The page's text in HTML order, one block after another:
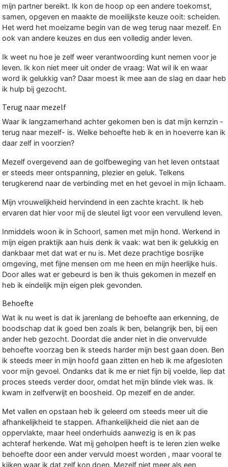
mijn partner bereikt. Ik kon de hoop op een andere toekomst,
samen, opgeven en maakte de moeilijkste keuze ooit: scheiden.
Het werd het moeizame begin van de weg terug naar mezelf. En
ook van andere keuzes en dus een volledig ander leven.
Ik weet nu hoe je zelf weer verantwoording kunt nemen voor je
leven. Ik kon niet meer uit onder de vraag: Wat wil ik en waar
word ik gelukkig van? Daar moest ik mee aan de slag en daar heb
ik hulp bij gezocht.
Terug naar mezelf
Waar ik langzamerhand achter gekomen ben is dat mijn kernzin -
terug naar mezelf- is. Welke behoefte heb ik en in hoeverre kan ik
daar zelf in voorzien?
Mezelf overgevend aan de golfbeweging van het leven ontstaat
er steeds meer ontspanning, plezier en geluk. Telkens
terugkerend naar de verbinding met en het gevoel in mijn lichaam.
Mijn vrouwelijkheid hervindend in een zachte kracht. Ik heb
ervaren dat hier voor mij de sleutel ligt voor een vervullend leven.
Inmiddels woon ik in Schoorl, samen met mijn hond. Werkend in
mijn eigen praktijk aan huis denk ik vaak: wat ben ik gelukkig en
dankbaar met dat wat er nu is. Met deze prachtige bosrijke
omgeving, met fijne mensen om me heen en mijn heerlijke huis.
Door alles wat er gebeurd is ben ik thuis gekomen in mezelf en
heb ik eindelijk mijn eigen plek gevonden.
Behoefte
Wat ik nu weet is dat ik jarenlang de behoefte aan erkenning, de
boodschap dat ik goed ben zoals ik ben, belangrijk ben, bij een
ander heb gezocht. Doordat die ander niet in die onvervulde
behoefte voorzag ben ik steeds harder mijn best gaan doen. Ben
ik steeds meer in mijn hoofd gaan zitten en heb ik me afgesloten
voor mijn gevoel. Ondanks dat ik me er niet fijn bij voelde, liep dat
proces steeds verder door, omdat het mijn blinde vlek was. Ik
kwam in zelfverwijt en boosheid. Op mezelf en de ander.
Met vallen en opstaan heb ik geleerd om steeds meer uit die
afhankelijkheid te stappen. Afhankelijkheid die niet aan de
oppervlakte, maar heel onderhuids aanwezig is en ik pas
achteraf herkende. Wat mij geholpen heeft is te leren zien welke
behoefte door een ander vervuld moest worden , maar vooral te
kijken waar ik dat zelf kon doen. Mezelf niet meer als een